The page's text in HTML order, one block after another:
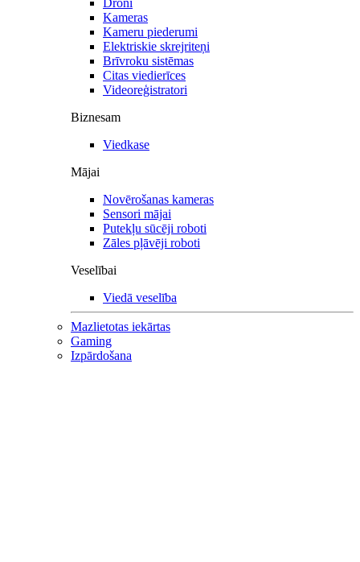
Kameras
Kameru piederumi
Elektriskie skrejriteņi
Brīvroku sistēmas
Citas viedierīces
Videoreģistratori
Biznesam
Viedkase
Mājai
Novērošanas kameras
Sensori mājai
Putekļu sūcēji roboti
Zāles pļāvēji roboti
Veselībai
Viedā veselība
Mazlietotas iekārtas
Gaming
Izpārdošana